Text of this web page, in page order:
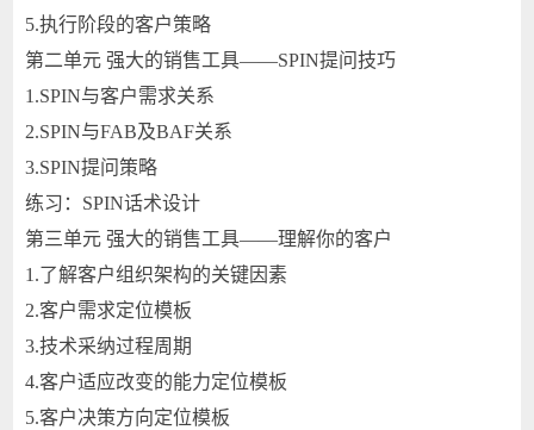
5.执行阶段的客户策略
第二单元 强大的销售工具——SPIN提问技巧
1.SPIN与客户需求关系
2.SPIN与FAB及BAF关系
3.SPIN提问策略
练习：SPIN话术设计
第三单元 强大的销售工具——理解你的客户
1.了解客户组织架构的关键因素
2.客户需求定位模板
3.技术采纳过程周期
4.客户适应改变的能力定位模板
5.客户决策方向定位模板